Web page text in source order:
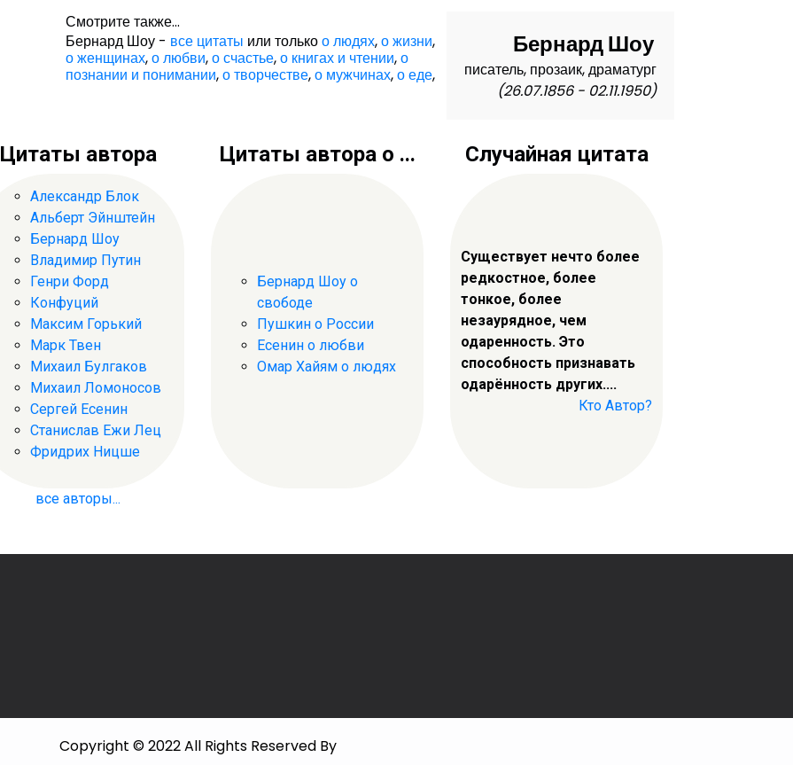
Бернард Шоу
писатель, прозаик, драматург
(26.07.1856 - 02.11.1950)
Смотрите также...
Бернард Шоу - все цитаты или толькоо людях,о жизни,
о женщинах,о любви,о счастье,о книгах и чтении,о
познании и понимании,о творчестве,о мужчинах,о еде,
Цитаты автора
Александр Блок
Альберт Эйнштейн
Бернард Шоу
Владимир Путин
Генри Форд
Конфуций
Максим Горький
Марк Твен
Михаил Булгаков
Михаил Ломоносов
Сергей Есенин
Станислав Ежи Лец
Фридрих Ницше
все авторы...
Цитаты автора о ...
Бернард Шоу о
свободе
Пушкин о России
Есенин о любви
Омар Хайям о людях
Случайная цитата
Существует нечто более
редкостное, более
тонкое, более
незаурядное, чем
одаренность. Это
способность признавать
одарённость других....
Кто Автор?
Copyright © 2022 All Rights Reserved By